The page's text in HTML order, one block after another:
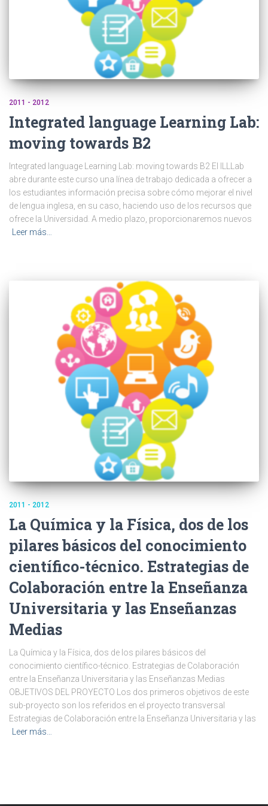
2011 - 2012
Integrated language Learning Lab:
moving towards B2
Integrated language Learning Lab: moving towards B2 El ILLLab
abre durante este curso una línea de trabajo dedicada a ofrecer a
los estudiantes información precisa sobre cómo mejorar el nivel
de lengua inglesa, en su caso, haciendo uso de los recursos que
ofrece la Universidad. A medio plazo, proporcionaremos nuevos
Leer más…
2011 - 2012
La Química y la Física, dos de los
pilares básicos del conocimiento
científico-técnico. Estrategias de
Colaboración entre la Enseñanza
Universitaria y las Enseñanzas
Medias
La Química y la Física, dos de los pilares básicos del
conocimiento científico-técnico. Estrategias de Colaboración
entre la Enseñanza Universitaria y las Enseñanzas Medias
OBJETIVOS DEL PROYECTO Los dos primeros objetivos de este
sub-proyecto son los referidos en el proyecto transversal
Estrategias de Colaboración entre la Enseñanza Universitaria y las
Leer más…